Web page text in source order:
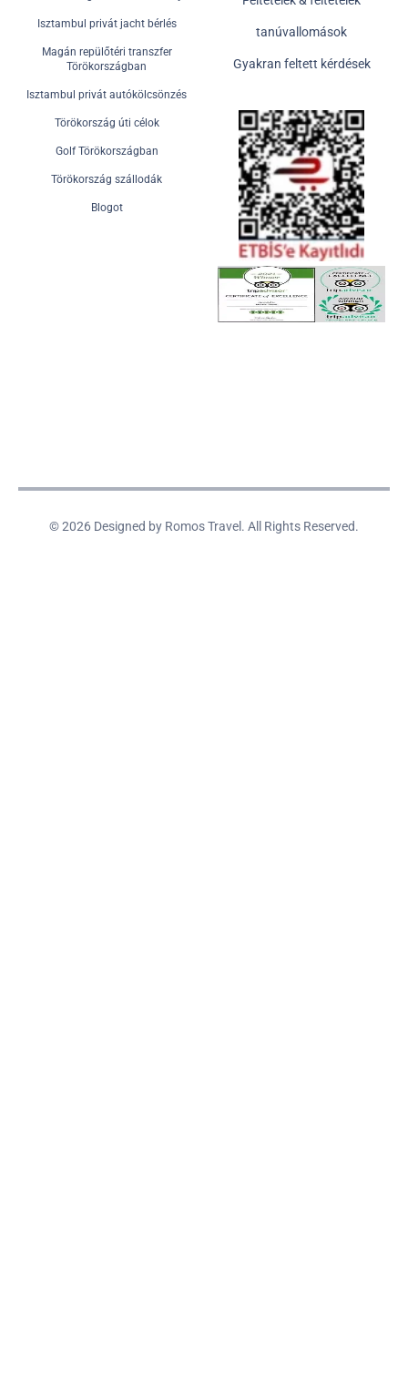
Isztambul privát jacht bérlés
Magán repülőtéri transzfer
Törökországban
Isztambul privát autókölcsönzés
Törökország úti célok
Golf Törökországban
Törökország szállodák
Blogot
tanúvallomások
Gyakran feltett kérdések
© 2026 Designed by Romos Travel. All Rights Reserved.